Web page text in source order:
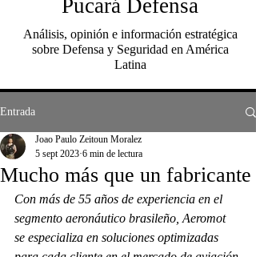
Pucará Defensa
Análisis, opinión e información estratégica
sobre Defensa y Seguridad en América
Latina
Entrada
Mucho más que un fabricante
Joao Paulo Zeitoun Moralez
5 sept 2023 6 min de lectura
Con más de 55 años de experiencia en el
segmento aeronáutico brasileño, Aeromot
se especializa en soluciones optimizadas